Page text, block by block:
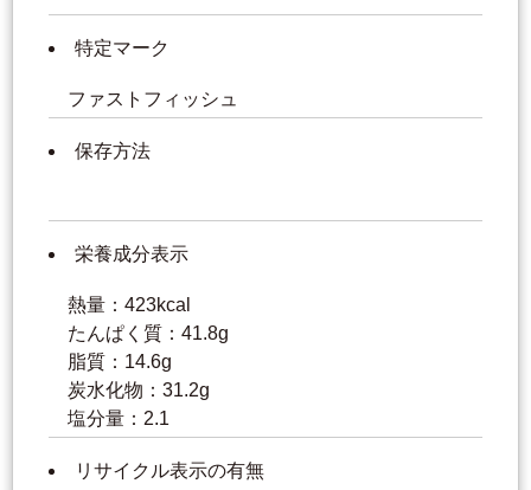
特定マーク
ファストフィッシュ
保存方法
栄養成分表示
熱量：423kcal
たんぱく質：41.8g
脂質：14.6g
炭水化物：31.2g
塩分量：2.1
リサイクル表示の有無